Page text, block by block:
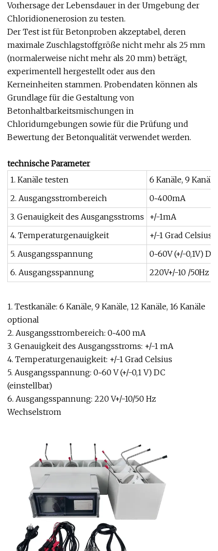
Vorhersage der Lebensdauer in der Umgebung der
Chloridionenerosion zu testen.
Der Test ist für Betonproben akzeptabel, deren
maximale Zuschlagstoffgröße nicht mehr als 25 mm
(normalerweise nicht mehr als 20 mm) beträgt,
experimentell hergestellt oder aus den
Kerneinheiten stammen. Probendaten können als
Grundlage für die Gestaltung von
Betonhaltbarkeitsmischungen in
Chloridumgebungen sowie für die Prüfung und
Bewertung der Betonqualität verwendet werden.
technische Parameter
1. Kanäle testen
6 Kanäle, 9
2. Ausgangsstrombereich
0~400mA
3. Genauigkeit des Ausgangsstroms
+/-1mA
4. Temperaturgenauigkeit
+/-1 Grad Celsius
5. Ausgangsspannung
0~60V (+/-0,1V)
6. Ausgangsspannung
220V+/-10 /50Hz
1. Testkanäle: 6 Kanäle, 9 Kanäle, 12 Kanäle, 16 Kanäle
optional
2. Ausgangsstrombereich: 0~400 mA
3. Genauigkeit des Ausgangsstroms: +/-1 mA
4. Temperaturgenauigkeit: +/-1 Grad Celsius
5. Ausgangsspannung: 0~60 V (+/-0,1 V) DC
(einstellbar)
6. Ausgangsspannung: 220 V+/-10/50 Hz
Wechselstrom